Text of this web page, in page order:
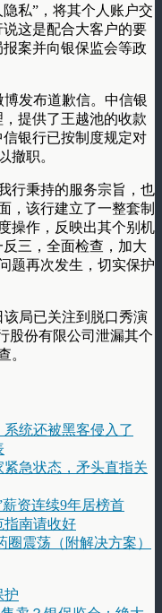
私”，将其个人账户交
这是配合大客户的要
案并向银保监会等政
发布道歉信。中信银
提供了王越池的收款
银行已按制度规定对
撤职。
行秉持的服务宗旨，也
，该行建立了一整套制
操作，反映出其个别机
三，全面检查，加大
题再次发生，切实保护
该局已关注到脱口秀演
股份有限公司泄漏其个
。
统还被黑客侵入了
急状态，矛头直指关
资连续9年居榜首
指南请收好
震荡（附解决方案）
护